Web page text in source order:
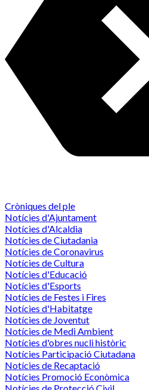
Cròniques del ple
Notícies d'Ajuntament
Notícies d'Alcaldia
Notícies de Ciutadania
Notícies de Coronavirus
Notícies de Cultura
Notícies d'Educació
Notícies d'Esports
Notícies de Festes i Fires
Notícies d'Habitatge
Notícies de Joventut
Notícies de Medi Ambient
Notícies d'obres nucli històric
Notícies Participació Ciutadana
Notícies de Recaptació
Notícies Promoció Econòmica